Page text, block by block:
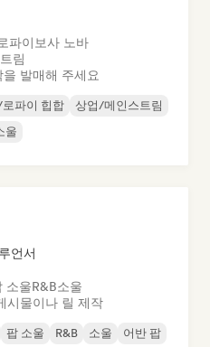
파이 보사 노바
림
발매해 주세요
파이 힙합
상업/메인스트림
울
언서
소울R&B소울
시물이나 릴 제작
팝 소울 R&B 소울 어반 팝